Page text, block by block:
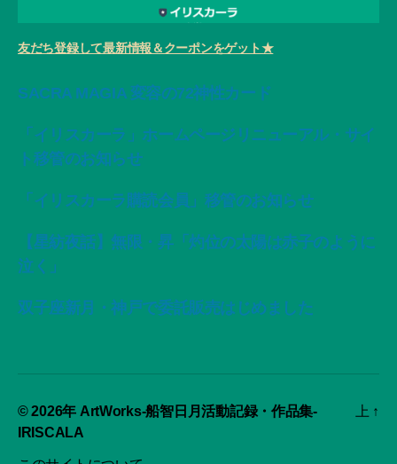
友だち登録して最新情報＆クーポンをゲット★
SACRA MAGIA 変容の72神性カード
「イリスカーラ」ホームページリニューアル・サイ
ト移管のお知らせ
「イリスカーラ購読会員」移管のお知らせ
【星紡夜話】無限・昇「灼位の太陽は赤子のように
泣く」
双子座新月・神戸で委託販売はじめました
© 2026年 ArtWorks-船智日月活動記録・作品集-
IRISCALA
上 ↑